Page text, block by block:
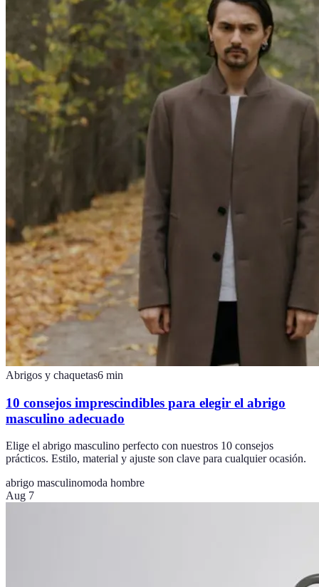
Abrigos y chaquetas6 min
10 consejos imprescindibles para elegir el abrigo
masculino adecuado
Elige el abrigo masculino perfecto con nuestros 10 consejos
prácticos. Estilo, material y ajuste son clave para cualquier ocasión.
abrigo masculinomoda hombre
Aug 7